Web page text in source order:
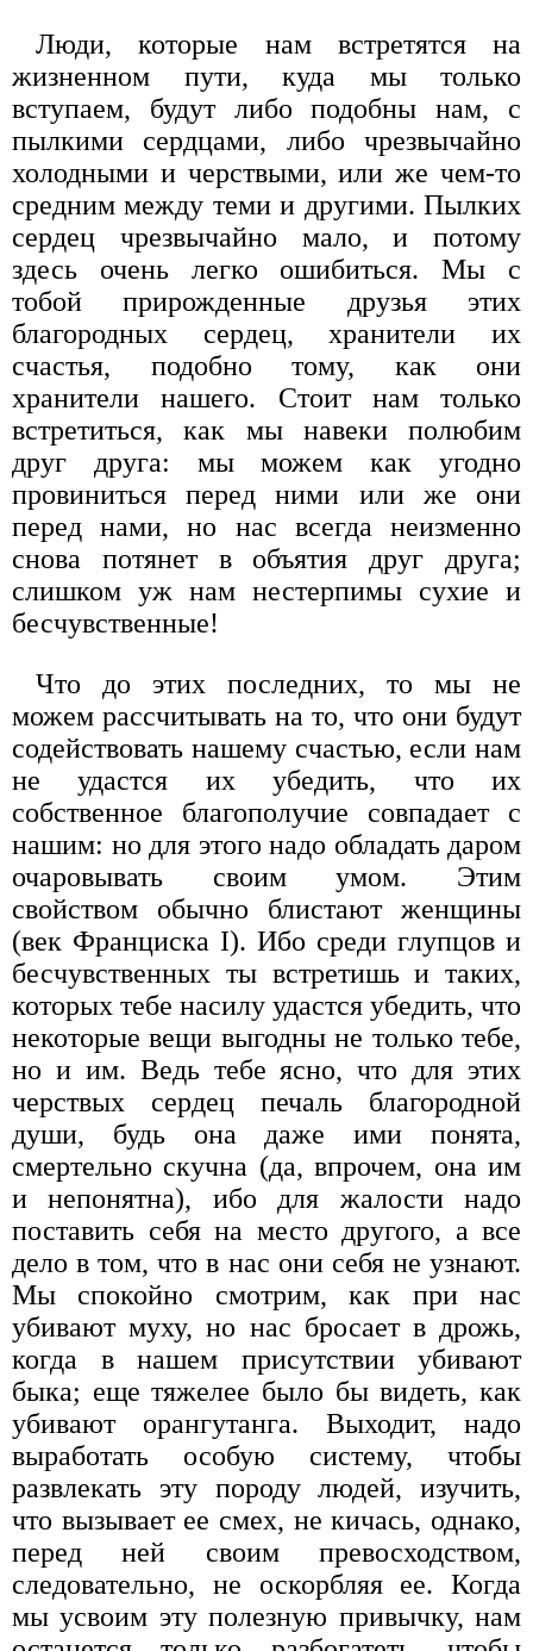
Люди, которые нам встретятся на
жизненном пути, куда мы только
вступаем, будут либо подобны нам, с
пылкими сердцами, либо чрезвычайно
холодными и черствыми, или же чем-то
средним между теми и другими. Пылких
сердец чрезвычайно мало, и потому
здесь очень легко ошибиться. Мы с
тобой прирожденные друзья этих
благородных сердец, хранители их
счастья, подобно тому, как они
хранители нашего. Стоит нам только
встретиться, как мы навеки полюбим
друг друга: мы можем как угодно
провиниться перед ними или же они
перед нами, но нас всегда неизменно
снова потянет в объятия друг друга;
слишком уж нам нестерпимы сухие и
бесчувственные!
Что до этих последних, то мы не
можем рассчитывать на то, что они будут
содействовать нашему счастью, если нам
не удастся их убедить, что их
собственное благополучие совпадает с
нашим: но для этого надо обладать даром
очаровывать своим умом. Этим
свойством обычно блистают женщины
(век Франциска I). Ибо среди глупцов и
бесчувственных ты встретишь и таких,
которых тебе насилу удастся убедить, что
некоторые вещи выгодны не только тебе,
но и им. Ведь тебе ясно, что для этих
черствых сердец печаль благородной
души, будь она даже ими понята,
смертельно скучна (да, впрочем, она им
и непонятна), ибо для жалости надо
поставить себя на место другого, а все
дело в том, что в нас они себя не узнают.
Мы спокойно смотрим, как при нас
убивают муху, но нас бросает в дрожь,
когда в нашем присутствии убивают
быка; еще тяжелее было бы видеть, как
убивают орангутанга. Выходит, надо
выработать особую систему, чтобы
развлекать эту породу людей, изучить,
что вызывает ее смех, не кичась, однако,
перед ней своим превосходством,
следовательно, не оскорбляя ее. Когда
мы усвоим эту полезную привычку, нам